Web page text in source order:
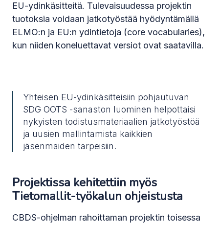
EU-ydinkäsitteitä. Tulevaisuudessa projektin
tuotoksia voidaan jatkotyöstää hyödyntämällä
ELMO:n ja EU:n ydintietoja (core vocabularies),
kun niiden koneluettavat versiot ovat saatavilla.
Yhteisen EU-ydinkäsitteisiin pohjautuvan
SDG OOTS -sanaston luominen helpottaisi
nykyisten todistusmateriaalien jatkotyöstöä
ja uusien mallintamista kaikkien
jäsenmaiden tarpeisiin.
Projektissa kehitettiin myös
Tietomallit-työkalun ohjeistusta
CBDS-ohjelman rahoittaman projektin toisessa